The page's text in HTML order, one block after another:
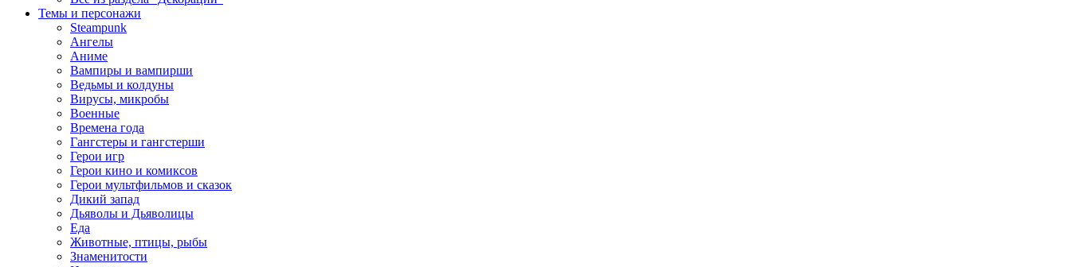
Темы и персонажи
Steampunk
Ангелы
Аниме
Вампиры и вампирши
Ведьмы и колдуны
Вирусы, микробы
Военные
Времена года
Гангстеры и гангстерши
Герои игр
Герои кино и комиксов
Герои мультфильмов и сказок
Дикий запад
Дьяволы и Дьяволицы
Еда
Животные, птицы, рыбы
Знаменитости